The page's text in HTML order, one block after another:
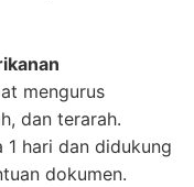
mengurus
dan terarah.
1 hari dan didukung
dokumen.